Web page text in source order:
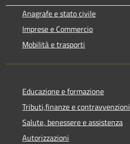
Anagrafe e stato civile
Imprese e Commercio
Mobilità e trasporti
Educazione e formazione
Tributi,finanze e contravvenzioni
Salute, benessere e assistenza
Autorizzazioni